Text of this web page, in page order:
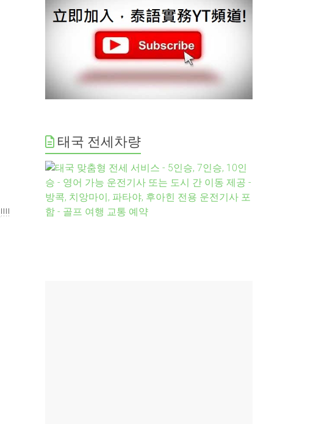
!!!!
태국 전세차량